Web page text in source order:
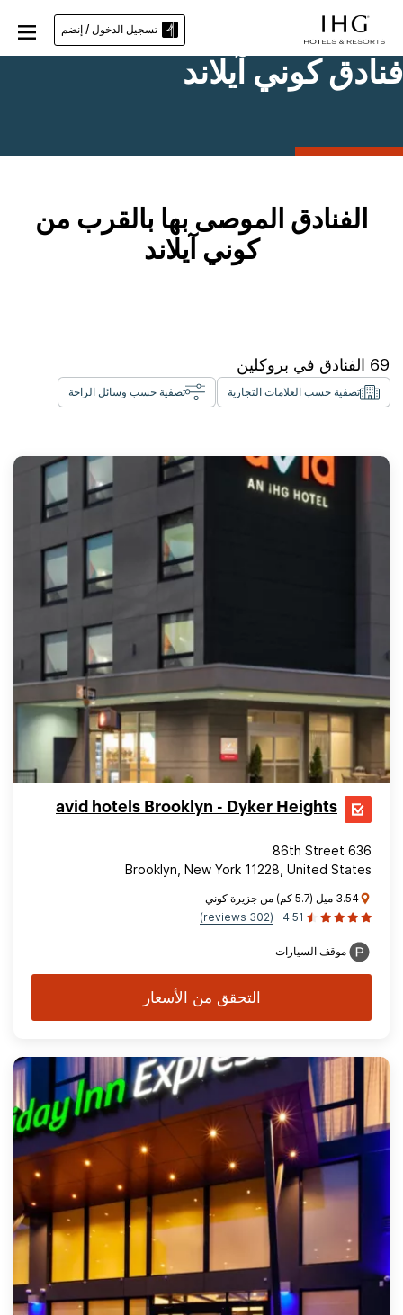
تسجيل الدخول / إنضم
فنادق كوني آيلاند
الفنادق الموصى بها بالقرب من
كوني آيلاند
69 الفنادق في بروكلين
تصفية حسب العلامات التجارية تصفية حسب وسائل الراحة
avid hotels Brooklyn - Dyker Heights
636 86th Street
Brooklyn, New York 11228, United States
3.54 ميل (5.7 كم) من جزيرة كوني
4.51
(302 reviews)
موقف السيارات
التحقق من الأسعار